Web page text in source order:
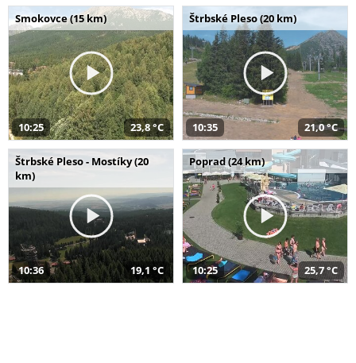
Smokovce (15 km)
10:25 23,8 °C
Štrbské Pleso (20 km)
10:35 21,0 °C
Štrbské Pleso - Mostíky (20
km)
10:36 19,1 °C
Poprad (24 km)
10:25 25,7 °C